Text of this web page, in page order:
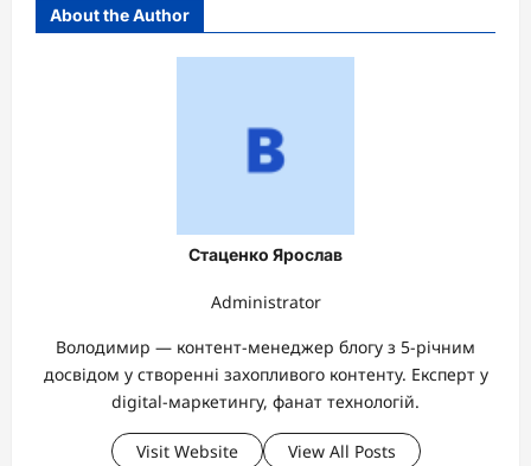
About the Author
Стаценко Ярослав
Administrator
Володимир — контент-менеджер блогу з 5-річним
досвідом у створенні захопливого контенту. Експерт у
digital-маркетингу, фанат технологій.
Visit Website View All Posts